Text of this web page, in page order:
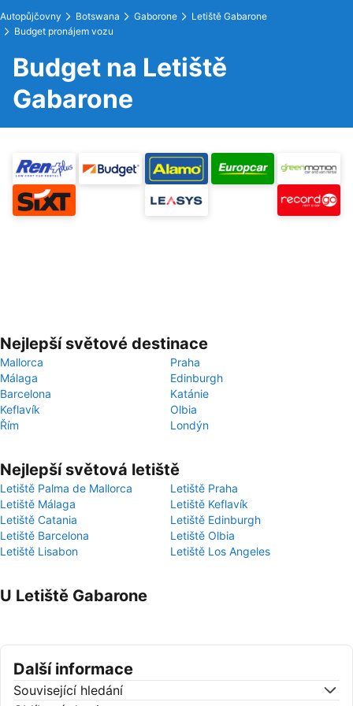
Autopůjčovny Botswana Gaborone
Letiště Gabarone
Budget pronájem vozu
Budget na Letiště
Gabarone
Nejlepší světové destinace
Mallorca
Praha
Málaga
Edinburgh
Barcelona
Katánie
Keflavík
Olbia
Řím
Londýn
Nejlepší světová letiště
Letiště Palma de Mallorca
Letiště Praha
Letiště Málaga
Letiště Keflavík
Letiště Catania
Letiště Edinburgh
Letiště Barcelona
Letiště Olbia
Letiště Lisabon
Letiště Los Angeles
U Letiště Gabarone
Další informace
Související hledání